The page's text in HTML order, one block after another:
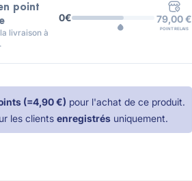
point
livraison à
0€ 79,00 €
POINT RELAIS
(=4,90 €) pour l'achat de ce produit.
les clients enregistrés uniquement.